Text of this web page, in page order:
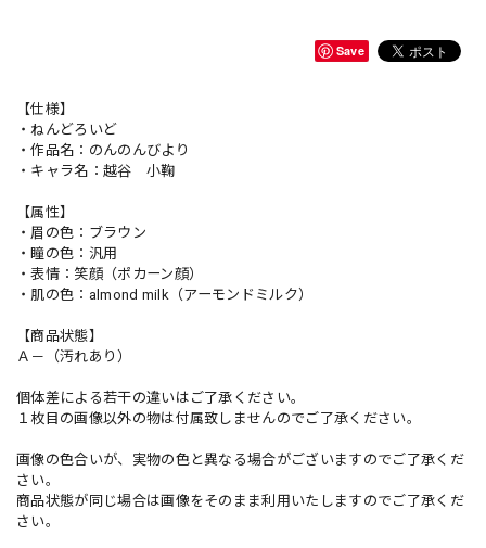
Save
【仕様】
・ねんどろいど
・作品名：のんのんびより
・キャラ名：越谷 小鞠
【属性】
・眉の色：ブラウン
・瞳の色：汎用
・表情：笑顔（ポカーン顔）
・肌の色：almond milk（アーモンドミルク）
【商品状態】
Ａ－（汚れあり）
個体差による若干の違いはご了承ください。
１枚目の画像以外の物は付属致しませんのでご了承ください。
画像の色合いが、実物の色と異なる場合がございますのでご了承くだ
さい。
商品状態が同じ場合は画像をそのまま利用いたしますのでご了承くだ
さい。